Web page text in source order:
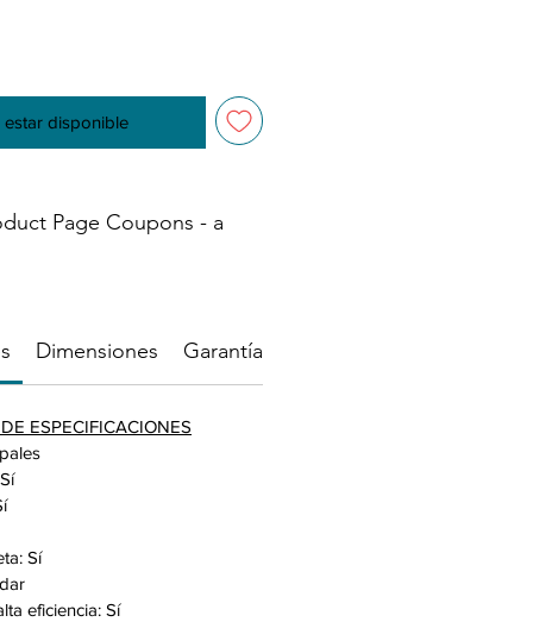
estar disponible
Page Coupons - a
Dimensiones Garantía
ESPECIFICACIONES
Sí
eficiencia: Sí